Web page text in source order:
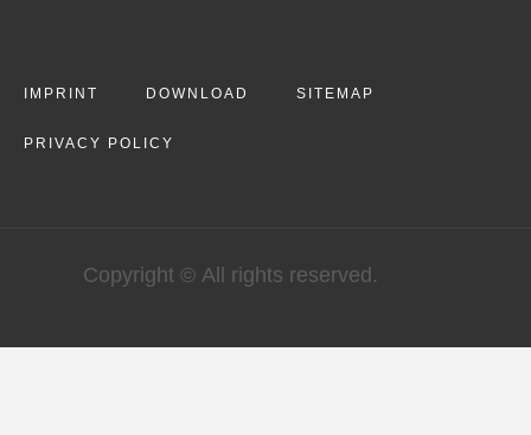
IMPRINT DOWNLOAD SITEMAP
PRIVACY POLICY
Copyright © All rights reserved.